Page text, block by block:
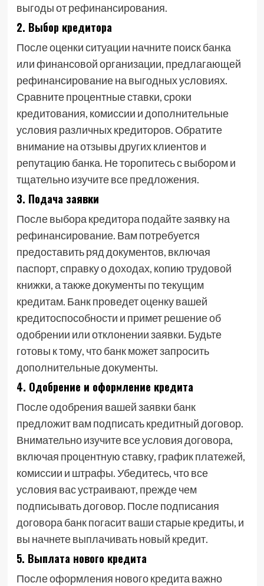
выгоды от рефинансирования.
2. Выбор кредитора
После оценки ситуации начните поиск банка
или финансовой организации, предлагающей
рефинансирование на выгодных условиях.
Сравните процентные ставки, сроки
кредитования, комиссии и дополнительные
условия различных кредиторов. Обратите
внимание на отзывы других клиентов и
репутацию банка. Не торопитесь с выбором и
тщательно изучите все предложения.
3. Подача заявки
После выбора кредитора подайте заявку на
рефинансирование. Вам потребуется
предоставить ряд документов, включая
паспорт, справку о доходах, копию трудовой
книжки, а также документы по текущим
кредитам. Банк проведет оценку вашей
кредитоспособности и примет решение об
одобрении или отклонении заявки. Будьте
готовы к тому, что банк может запросить
дополнительные документы.
4. Одобрение и оформление кредита
После одобрения вашей заявки банк
предложит вам подписать кредитный договор.
Внимательно изучите все условия договора,
включая процентную ставку, график платежей,
комиссии и штрафы. Убедитесь, что все
условия вас устраивают, прежде чем
подписывать договор. После подписания
договора банк погасит ваши старые кредиты, и
вы начнете выплачивать новый кредит.
5. Выплата нового кредита
После оформления нового кредита важно